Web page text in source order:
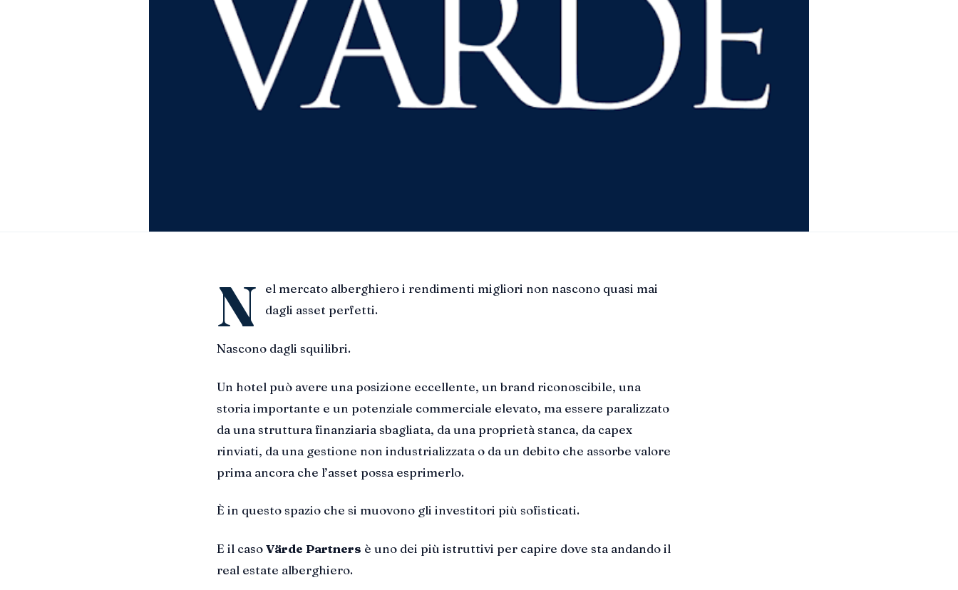
N
el mercato alberghiero i rendimenti migliori non nascono quasi mai
dagli asset perfetti.
Nascono dagli squilibri.
Un hotel può avere una posizione eccellente, un brand riconoscibile, una
storia importante e un potenziale commerciale elevato, ma essere paralizzato
da una struttura finanziaria sbagliata, da una proprietà stanca, da capex
rinviati, da una gestione non industrializzata o da un debito che assorbe valore
prima ancora che l’asset possa esprimerlo.
È in questo spazio che si muovono gli investitori più sofisticati.
E il casoVärde Partners è uno dei più istruttivi per capire dove sta andando il
real estate alberghiero.